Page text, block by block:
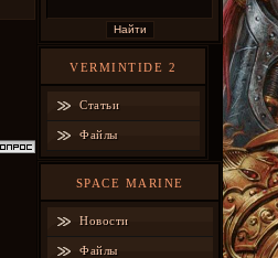
VERMINTIDE 2
Статьи
Файлы
SPACE MARINE
Новости
Файлы